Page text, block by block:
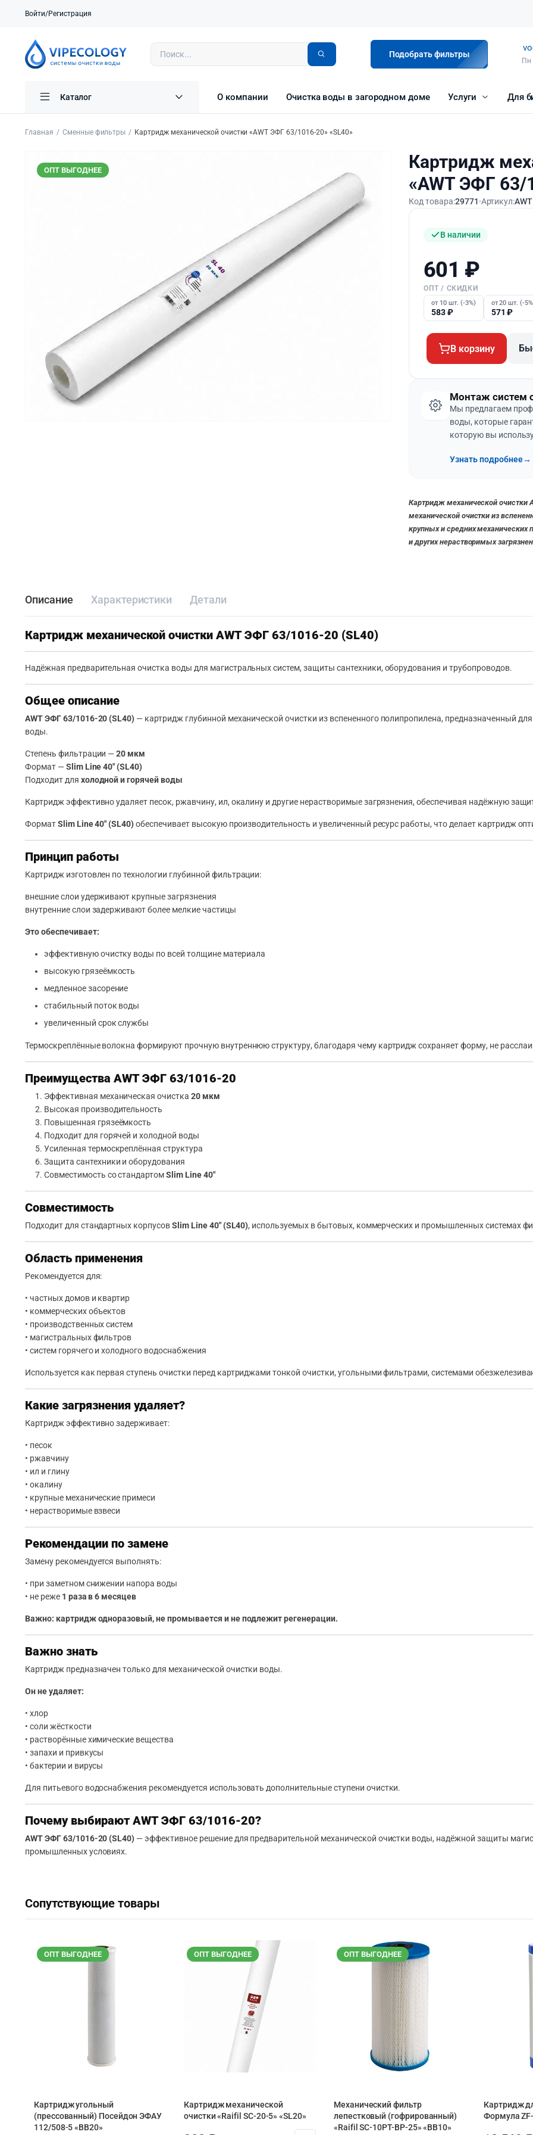
Войти/Регистрация
Подобрать фильтры
Пн
Каталог О компании Очистка воды в загородном доме Услуги Для
Главная Сменные фильтры Картридж механической очистки «AWT ЭФГ 63/1016-20» «SL40»
ОПТ ВЫГОДНЕЕ
Картридж
«AWT ЭФГ 63/
Код товара:29771 Артикул:
В наличии
601 ₽
ОПТ / СКИДКИ
от 10 шт. (-3%)
583₽
от 20 шт. (-
571₽
В корзину
Монтаж систем
Мы предлагаем
воды, которые
которую вы
Узнать подробнее→
Картридж механической очистки
механической очистки из
крупных и средних
и других нерастворимых
Описание Характеристики Детали
Картридж механической очистки AWT ЭФГ 63/1016-20 (SL40)
Надёжная предварительная очистка воды для магистральных систем, защиты сантехники, оборудования и трубопроводов.
Общее описание
AWT ЭФГ 63/1016-20 (SL40) — картридж глубинной механической очистки из вспененного полипропилена, предназначенный
воды.
Степень фильтрации —20 мкм
Формат —Slim Line 40″ (SL40)
Подходит для холодной и горячей воды
Картридж эффективно удаляет песок, ржавчину, ил, окалину и другие нерастворимые загрязнения, обеспечивая надёжную
ФорматSlim Line 40″ (SL40)обеспечивает высокую производительность и увеличенный ресурс работы, что делает картридж
Принцип работы
Картридж изготовлен по технологии глубинной фильтрации:
внешние слои удерживают крупные загрязнения
внутренние слои задерживают более мелкие частицы
Это обеспечивает:
эффективную очистку воды по всей толщине материала
высокую грязеёмкость
медленное засорение
стабильный поток воды
увеличенный срок службы
Термоскреплённые волокна формируют прочную внутреннюю структуру, благодаря чему картридж сохраняет форму, не
Преимущества AWT ЭФГ 63/1016-20
Эффективная механическая очистка20 мкм
Высокая производительность
Повышенная грязеёмкость
Подходит для горячей и холодной воды
Усиленная термоскреплённая структура
Защита сантехники и оборудования
Совместимость со стандартомSlim Line 40″
Совместимость
Подходит для стандартных корпусовSlim Line 40″ (SL40), используемых в бытовых, коммерческих и промышленных системах
Область применения
Рекомендуется для:
• частных домов и квартир
• коммерческих объектов
• производственных систем
• магистральных фильтров
• систем горячего и холодного водоснабжения
Используется как первая ступень очистки перед картриджами тонкой очистки, угольными фильтрами, системами
Какие загрязнения удаляет?
Картридж эффективно задерживает:
• песок
• ржавчину
• ил и глину
• окалину
• крупные механические примеси
• нерастворимые взвеси
Рекомендации по замене
Замену рекомендуется выполнять:
• при заметном снижении напора воды
• не реже 1 раза в 6 месяцев
Важно: картридж одноразовый, не промывается и не подлежит регенерации.
Важно знать
Картридж предназначен только для механической очистки воды.
Он не удаляет:
• хлор
• соли жёсткости
• растворённые химические вещества
• запахи и привкусы
• бактерии и вирусы
Для питьевого водоснабжения рекомендуется использовать дополнительные ступени очистки.
Почему выбирают AWT ЭФГ 63/1016-20?
AWT ЭФГ 63/1016-20 (SL40) — эффективное решение для предварительной механической очистки воды, надёжной защиты
промышленных условиях.
Сопутствующие товары
ОПТ ВЫГОДНЕЕ
Картридж угольный
(прессованный) Посейдон ЭФАУ
112/508-5 «BB20»
ОПТ ВЫГОДНЕЕ
Картридж механической
очистки «Raifil SC-20-5» «SL20»
ОПТ ВЫГОДНЕЕ
Механический фильтр
лепестковый (гофрированный)
«Raifil SC-10PT-ВР-25» «BB10»
Картридж
Формула